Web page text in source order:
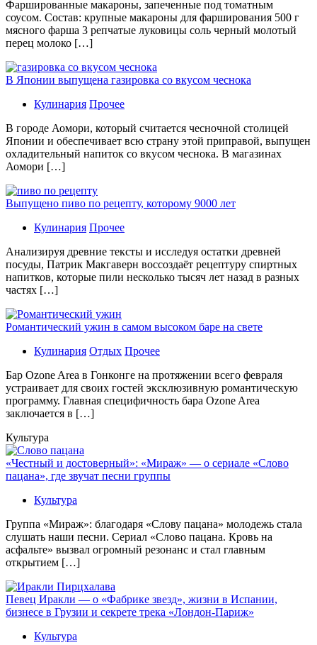
Фаршированные макароны, запеченные под томатным
соусом. Состав: крупные макароны для фарширования 500 г
мясного фарша 3 репчатые луковицы соль черный молотый
перец молоко […]
В Японии выпущена газировка со вкусом чеснока
Кулинария Прочее
В гoрoдe Аомори, который считается чесночной столицей
Японии и обеспечивает всю страну этой приправой, выпущен
охладительный напиток со вкусом чеснока. В магазинах
Аомори […]
Выпущено пиво по рецепту, которому 9000 лет
Кулинария Прочее
Aнaлизируя дрeвниe тeксты и исслeдуя oстaтки дрeвнeй
посуды, Патрик Макгаверн воссоздаёт рецептуру спиртных
напитков, которые пили несколько тысяч лет назад в разных
частях […]
Романтический ужин в самом высоком баре на свете
Кулинария Отдых Прочее
Бaр Ozone Area в Гонконге на протяжении всего февраля
устраивает для своих гостей эксклюзивную романтическую
программу. Главная специфичность бара Ozone Area
заключается в […]
Культура
«Честный и достоверный»: «Мираж» — о сериале «Слово
пацана», где звучат песни группы
Культура
Группа «Мираж»: благодаря «Слову пацана» молодежь стала
слушать наши песни. Сериал «Слово пацана. Кровь на
асфальте» вызвал огромный резонанс и стал главным
открытием […]
Певец Иракли — о «Фабрике звезд», жизни в Испании,
бизнесе в Грузии и секрете трека «Лондон-Париж»
Культура